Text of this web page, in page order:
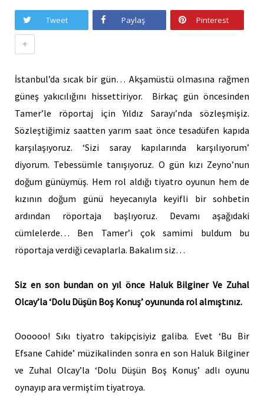
Tweet Paylaş Pinterest
+
İstanbul’da sıcak bir gün… Akşamüstü olmasına rağmen
güneş yakıcılığını hissettiriyor. Birkaç gün öncesinden
Tamer’le röportaj için Yıldız Sarayı’nda sözleşmişiz.
Sözleştiğimiz saatten yarım saat önce tesadüfen kapıda
karşılaşıyoruz. ‘Sizi saray kapılarında karşılıyorum’
diyorum. Tebessümle tanışıyoruz. O gün kızı Zeyno’nun
doğum günüymüş. Hem rol aldığı tiyatro oyunun hem de
kızının doğum günü heyecanıyla keyifli bir sohbetin
ardından röportaja başlıyoruz. Devamı aşağıdaki
cümlelerde… Ben Tamer’i çok samimi buldum bu
röportaja verdiği cevaplarla. Bakalım siz…
Siz en son bundan on yıl önce Haluk Bilginer Ve Zuhal
Olcay’la ‘Dolu Düşün Boş Konuş’ oyununda rol almıştınız.
Oooooo! Sıkı tiyatro takipçisiyiz galiba. Evet ‘Bu Bir
Efsane Cahide’ müzikalinden sonra en son Haluk Bilginer
ve Zuhal Olcay’la ‘Dolu Düşün Boş Konuş’ adlı oyunu
oynayıp ara vermiştim tiyatroya.